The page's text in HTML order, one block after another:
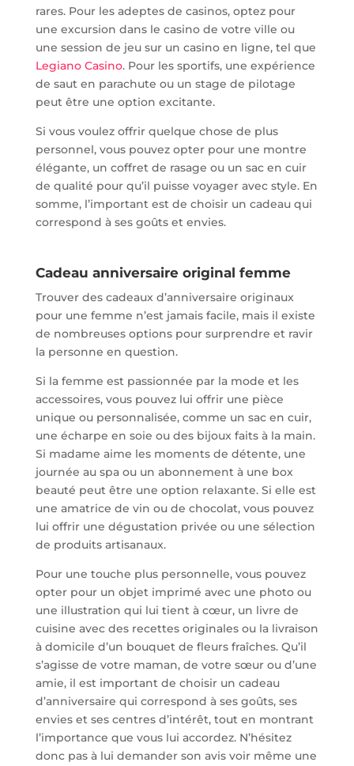
rares. Pour les adeptes de casinos, optez pour
une excursion dans le casino de votre ville ou
une session de jeu sur un casino en ligne, tel que
Legiano Casino. Pour les sportifs, une expérience
de saut en parachute ou un stage de pilotage
peut être une option excitante.
Si vous voulez offrir quelque chose de plus
personnel, vous pouvez opter pour une montre
élégante, un coffret de rasage ou un sac en cuir
de qualité pour qu’il puisse voyager avec style. En
somme, l’important est de choisir un cadeau qui
correspond à ses goûts et envies.
Cadeau anniversaire original femme
Trouver des cadeaux d’anniversaire originaux
pour une femme n’est jamais facile, mais il existe
de nombreuses options pour surprendre et ravir
la personne en question.
Si la femme est passionnée par la mode et les
accessoires, vous pouvez lui offrir une pièce
unique ou personnalisée, comme un sac en cuir,
une écharpe en soie ou des bijoux faits à la main.
Si madame aime les moments de détente, une
journée au spa ou un abonnement à une box
beauté peut être une option relaxante. Si elle est
une amatrice de vin ou de chocolat, vous pouvez
lui offrir une dégustation privée ou une sélection
de produits artisanaux.
Pour une touche plus personnelle, vous pouvez
opter pour un objet imprimé avec une photo ou
une illustration qui lui tient à cœur, un livre de
cuisine avec des recettes originales ou la livraison
à domicile d’un bouquet de fleurs fraîches. Qu’il
s’agisse de votre maman, de votre sœur ou d’une
amie, il est important de choisir un cadeau
d’anniversaire qui correspond à ses goûts, ses
envies et ses centres d’intérêt, tout en montrant
l’importance que vous lui accordez. N’hésitez
donc pas à lui demander son avis voir même une